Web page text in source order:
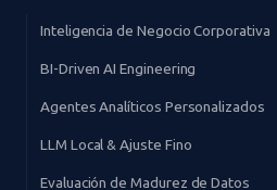
Inteligencia de Negocio Corporativa
BI-Driven AI Engineering
Agentes Analíticos Personalizados
LLM Local & Ajuste Fino
Evaluación de Madurez de Datos